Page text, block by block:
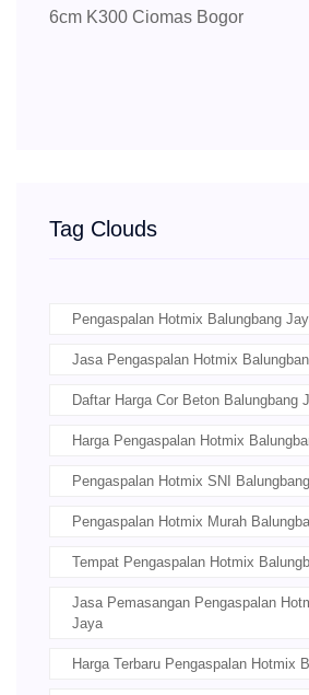
Tag Clouds
Pengaspalan Hotmix Balungbang
Jasa Pengaspalan Hotmix
Daftar Harga Cor Beton Balungbang
Harga Pengaspalan Hotmix
Pengaspalan Hotmix SNI
Pengaspalan Hotmix Murah
Tempat Pengaspalan Hotmix
Jasa Pemasangan Pengaspalan
Jaya
Harga Terbaru Pengaspalan Hotmix